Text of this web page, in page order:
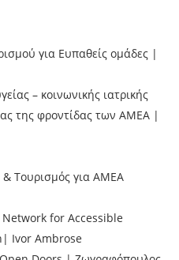
για Ευπαθείς ομάδες |
– κοινωνικής ιατρικής
της φροντίδας των ΑΜΕΑ |
Τουρισμός για ΑΜΕΑ
Network for Accessible
Ivor Ambrose